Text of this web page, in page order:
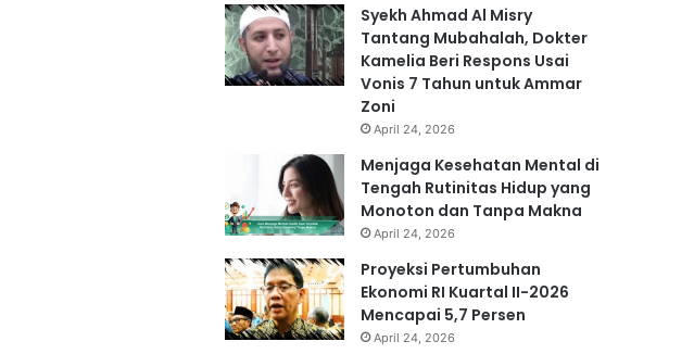
Syekh Ahmad Al Misry
Tantang Mubahalah, Dokter
Kamelia Beri Respons Usai
Vonis 7 Tahun untuk Ammar
Zoni
April 24, 2026
Menjaga Kesehatan Mental di
Tengah Rutinitas Hidup yang
Monoton dan Tanpa Makna
April 24, 2026
Proyeksi Pertumbuhan
Ekonomi RI Kuartal II-2026
Mencapai 5,7 Persen
April 24, 2026